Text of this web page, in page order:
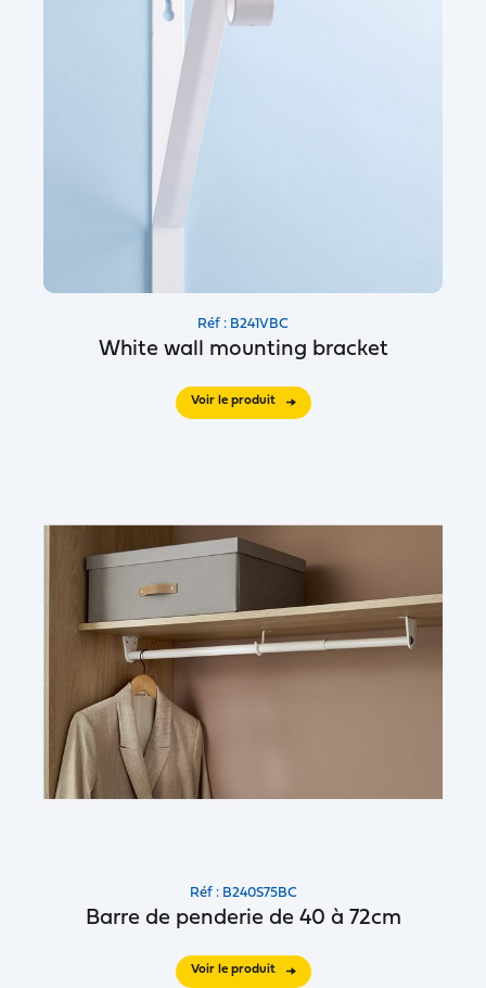
Réf : B241VBC
White wall mounting bracket
Voir le produit
Réf : B240S75BC
Barre de penderie de 40 à 72cm
Voir le produit